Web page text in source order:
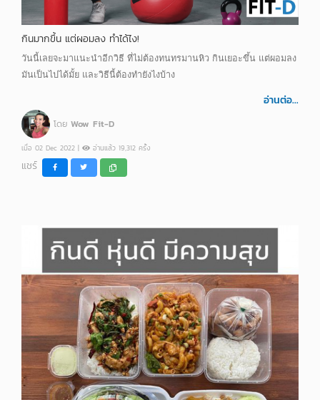
กินมากขึ้น แต่ผอมลง ทำได้ไง!
วันนี้เลยจะมาแนะนำอีกวิธี ที่ไม่ต้องทนทรมานหิว กินเยอะขึ้น แต่ผอมลง
มันเป็นไปได้มั้ย และวิธีนี้ต้องทำยังไงบ้าง
อ่านต่อ...
โดย Wow Fit-D
เมื่อ 02 Dec 2022 | อ่านแล้ว 19,312 ครั้ง
แชร์